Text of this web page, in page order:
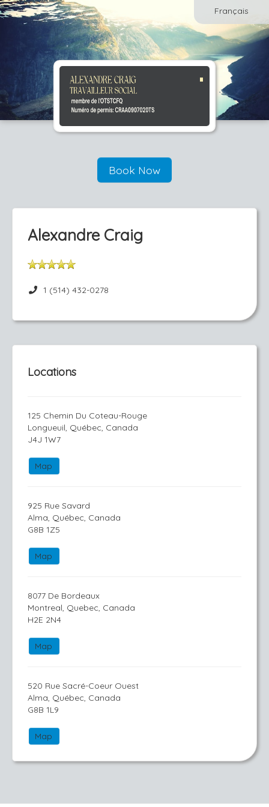
Français
Book Now
Alexandre Craig
1 (514) 432-0278
Locations
125 Chemin Du Coteau-Rouge
Longueuil, Québec, Canada
J4J 1W7
Map
925 Rue Savard
Alma, Québec, Canada
G8B 1Z5
Map
8077 De Bordeaux
Montreal, Quebec, Canada
H2E 2N4
Map
520 Rue Sacré-Coeur Ouest
Alma, Québec, Canada
G8B 1L9
Map